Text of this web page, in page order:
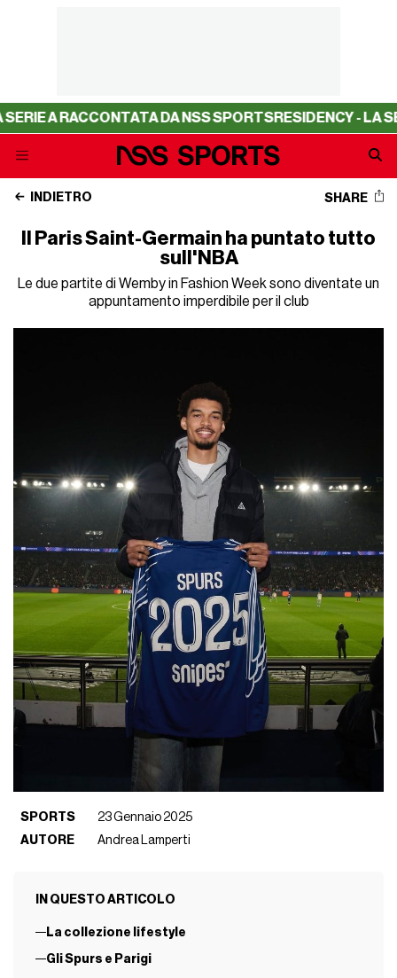
DA NSS SPORTSRESIDENCY - LA SERIE A
INDIETRO SHARE
Il Paris Saint-Germain ha puntato tutto
sull'NBA
Le due partite di Wemby in Fashion Week sono diventate un
appuntamento imperdibile per il club
SPORTS
23 Gennaio 2025
AUTORE
Andrea Lamperti
IN QUESTO ARTICOLO
La collezione lifestyle
Gli Spurs e Parigi